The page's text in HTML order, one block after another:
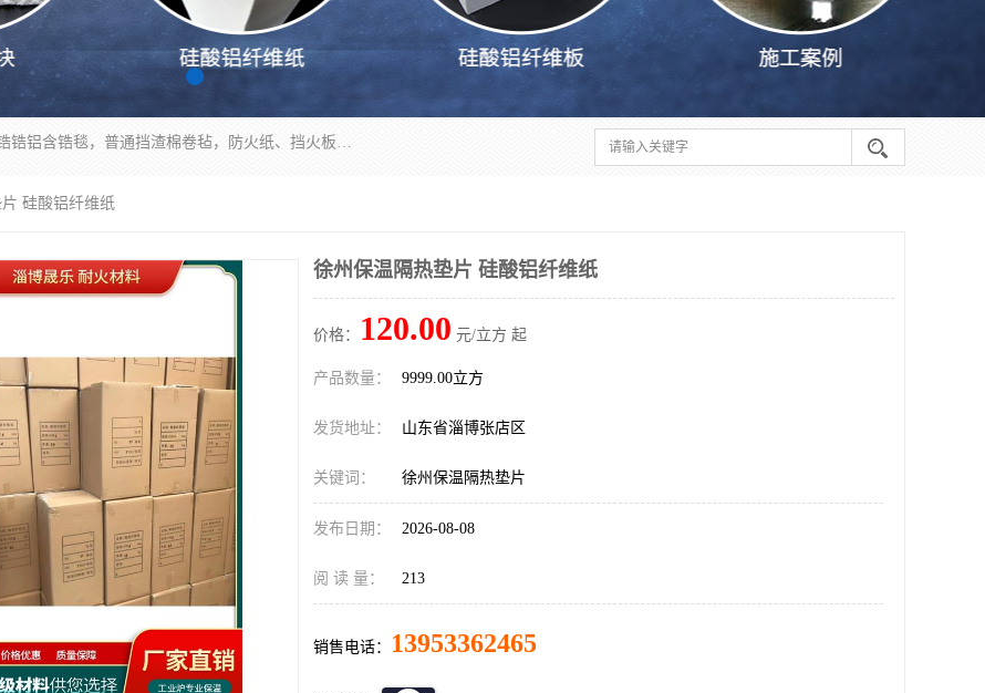
1260卷毡针刺毯，1360标准高纯高铝毯，1430度低锆锆铝含锆毯，普通挡渣棉卷毡，防火纸、挡火板、隔热垫片模块、棉块、折叠块、散棉高温固化剂价格规格密度多少钱图片视频立方平米参数指标
硅酸铝纤维纸
徐州保温隔热垫片 硅酸铝纤维纸
价格： 120.00 元/立方 起
产品数量： 9999.00立方
发货地址： 山东省淄博张店区
关键词： 徐州保温隔热垫片
发布日期： 2026-08-08
阅 读 量： 213
销售电话： 13953362465